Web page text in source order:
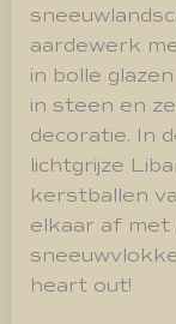
aardewerk
in bolle
in steen en
decoratie. In
lichtgrijze
kerstballen
elkaar af
heart out!